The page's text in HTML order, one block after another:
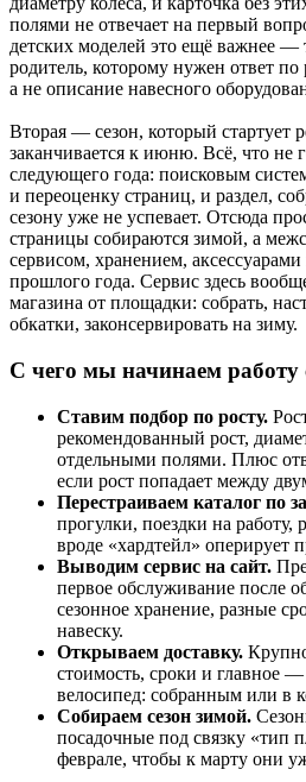
полями не отвечает на первый
детских моделей это ещё важнее
родитель, которому нужен ответ по
а не описание навесного
Вторая — сезон, который стартует
заканчивается к июню. Всё, что не
следующего года: поисковым
и переоценку страниц, и раздел,
сезону уже не успевает. Отсюда
страницы собираются зимой, а
сервисом, хранением,
прошлого года. Сервис здесь
магазина от площадки: собрать,
обкатки, законсервировать на зиму.
С чего мы начинаем работу
Ставим подбор по росту.
рекомендованный рост,
отдельными полями. Плюс
если рост попадает между
Перестраиваем каталог по
прогулки, поездки на работу,
вроде «хардтейл» оперирует
Выводим сервис на сайт.
первое обслуживание после
сезонное хранение, разные
навеску.
Открываем доставку.
стоимость, сроки и главное
велосипед: собранным или в
Собираем сезон зимой.
посадочные под связку
феврале, чтобы к марту они